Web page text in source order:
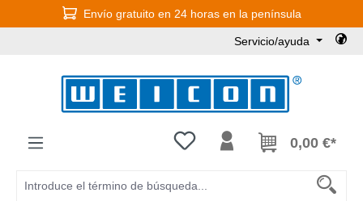
Saltar al contenido principalEnvío gratuito en 24 horas en la península
Servicio/ayuda
Tienes 0 artículos en tu lista de
0,00 €*